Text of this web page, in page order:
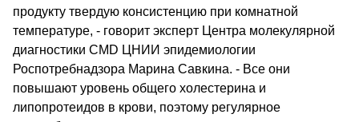
продукту твердую консистенцию при комнатной
температуре, - говорит эксперт Центра молекулярной
диагностики CMD ЦНИИ эпидемиологии
Роспотребнадзора Марина Савкина. - Все они
повышают уровень общего холестерина и
липопротеидов в крови, поэтому регулярное